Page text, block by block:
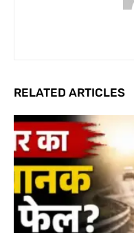
RELATED ARTICLES